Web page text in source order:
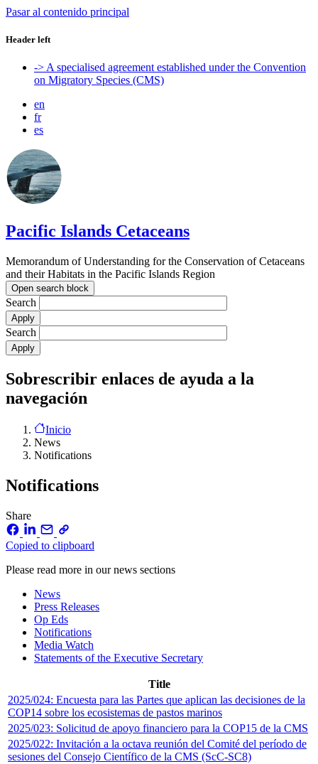
Pasar al contenido principal
Header left
-> A specialised agreement established under the Convention
on Migratory Species (CMS)
en
fr
es
Pacific Islands Cetaceans
Memorandum of Understanding for the Conservation of Cetaceans
and their Habitats in the Pacific Islands Region
Open search block
Search
Search
Sobrescribir enlaces de ayuda a la
navegación
Inicio
News
Notifications
Notifications
Share
Copied to clipboard
Please read more in our news sections
News
Press Releases
Op Eds
Notifications
Media Watch
Statements of the Executive Secretary
Title
2025/024: Encuesta para las Partes que aplican las decisiones de la
COP14 sobre los ecosistemas de pastos marinos
2025/023: Solicitud de apoyo financiero para la COP15 de la CMS
2025/022: Invitación a la octava reunión del Comité del período de
sesiones del Consejo Científico de la CMS (ScC-SC8)